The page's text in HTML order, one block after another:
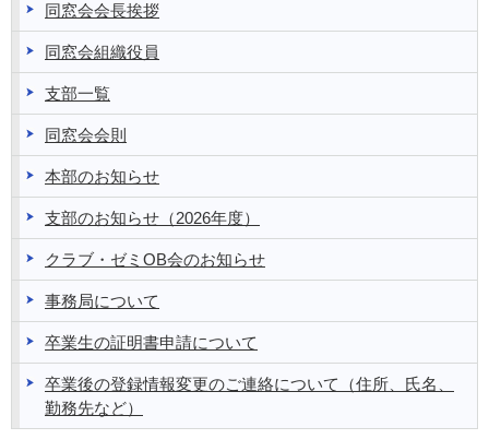
同窓会会長挨拶
同窓会組織役員
支部一覧
同窓会会則
本部のお知らせ
支部のお知らせ（2026年度）
クラブ・ゼミOB会のお知らせ
事務局について
卒業生の証明書申請について
卒業後の登録情報変更のご連絡について（住所、氏名、
勤務先など）